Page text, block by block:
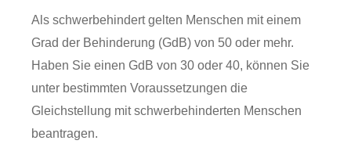
Als schwerbehindert gelten Menschen mit einem
Grad der Behinderung (GdB) von 50 oder mehr.
Haben Sie einen GdB von 30 oder 40, können Sie
unter bestimmten Voraussetzungen die
Gleichstellung mit schwerbehinderten Menschen
beantragen.